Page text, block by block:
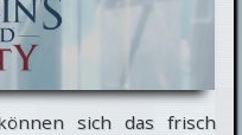
sich das frisch